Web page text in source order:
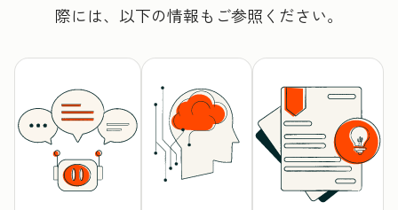
際には、以下の情報もご参照ください。